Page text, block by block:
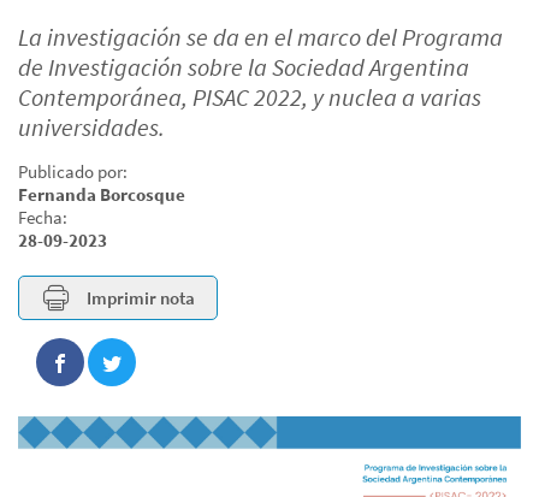
La investigación se da en el marco del Programa
de Investigación sobre la Sociedad Argentina
Contemporánea, PISAC 2022, y nuclea a varias
universidades.
Publicado por:
Fernanda Borcosque
Fecha:
28-09-2023
Imprimir nota